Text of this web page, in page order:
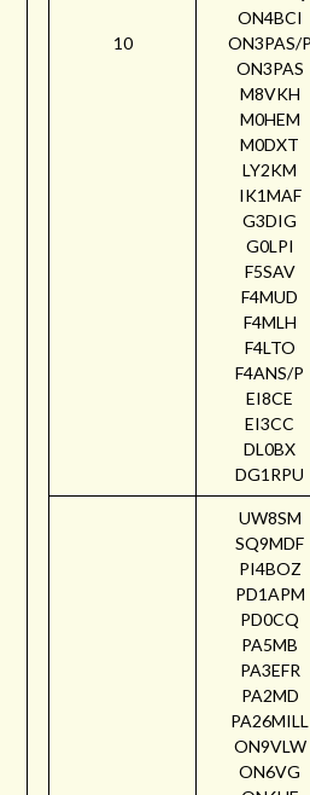
10
ON4BCI
ON3PAS/P
ON3PAS
M8VKH
M0HEM
M0DXT
LY2KM
IK1MAF
G3DIG
G0LPI
F5SAV
F4MUD
F4MLH
F4LTO
F4ANS/P
EI8CE
EI3CC
DL0BX
DG1RPU
UW8SM
SQ9MDF
PI4BOZ
PD1APM
PD0CQ
PA5MB
PA3EFR
PA2MD
PA26MILL
ON9VLW
ON6VG